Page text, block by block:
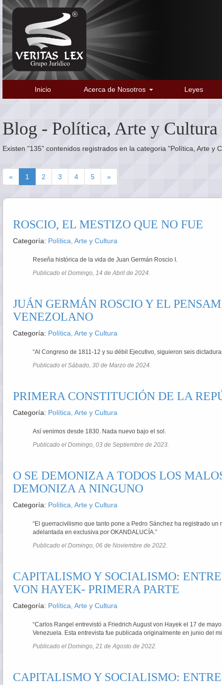
Inicio Acerca de Nosotros Leyes
Blog - Política, Arte y Cultura
Existen "135" contenidos registrados en la categoria "Política, Arte y
« 1 2 3 4 5 »
ROSCIO, EL MESTIZO QUE NO FUE
Categoría: Política, Arte y Cultura
Reseña histórica de la vida de Juan Germán Roscio I.
Publicado el Domingo, 14 de Abril de 2024.
JUÁN GERMÁN ROSCIO Y EL
VENEZOLANO
Categoría: Política, Arte y Cultura
“Al Congreso de 1811-12 y su débil Ejecutivo, siguieron seis
Publicado el Sábado, 30 de Marzo de 2024.
PRIMERA CONSTITUCIÓN DE LA
Categoría: Política, Arte y Cultura
Así venimos desde 1830. Nada nuevo bajo el sol.
Publicado el Domingo, 03 de Septiembre de 2023.
O SE DEMONIZA A TODOS LOS
DEMONIZA A NINGUNO
Categoría: Política, Arte y Cultura
“El guerracivilismo que tanto pone a Pedro Sánchez ha registrado
adelantada en exclusiva por OKANDALUCÍA.”
Publicado el Domingo, 06 de Noviembre de 2022.
CAPITALISMO Y SOCIALISMO:
VON HAYEK- PRIMERA PARTE
Categoría: Política, Arte y Cultura
“Carlos Rangel entrevistó a Friedrich August von Hayek el 17 de
Venezuela. Esta entrevista fue publicada originalmente en junio del
Publicado el Domingo, 21 de Agosto de 2022.
CAPITALISMO Y SOCIALISMO: